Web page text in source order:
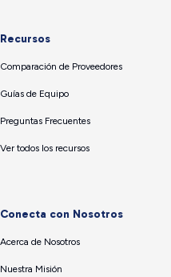
Recursos
Comparación de Proveedores
Guías de Equipo
Preguntas Frecuentes
Ver todos los recursos
Conecta con Nosotros
Acerca de Nosotros
Nuestra Misión